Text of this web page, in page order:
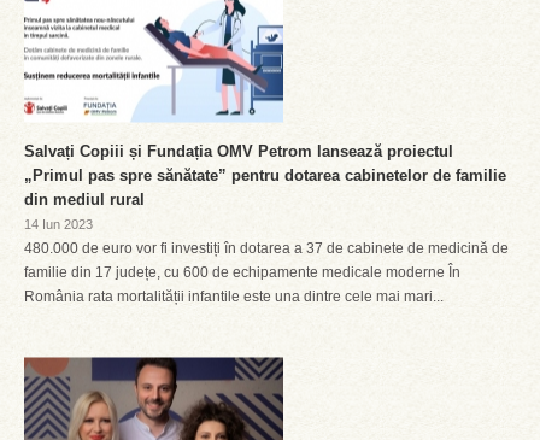
Salvați Copiii și Fundația OMV Petrom lansează proiectul
„Primul pas spre sănătate” pentru dotarea cabinetelor de familie
din mediul rural
14 Iun 2023
480.000 de euro vor fi investiți în dotarea a 37 de cabinete de medicină de
familie din 17 județe, cu 600 de echipamente medicale moderne În
România rata mortalității infantile este una dintre cele mai mari...